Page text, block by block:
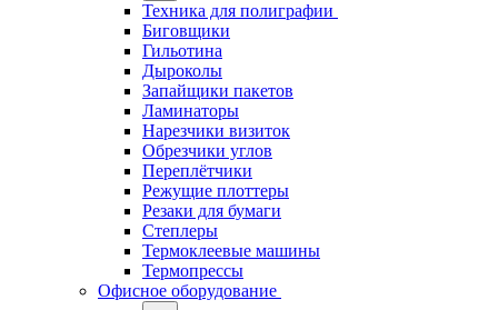
Техника для полиграфии
Биговщики
Гильотина
Дыроколы
Запайщики пакетов
Ламинаторы
Нарезчики визиток
Обрезчики углов
Переплётчики
Режущие плоттеры
Резаки для бумаги
Степлеры
Термоклеевые машины
Термопрессы
Офисное оборудование